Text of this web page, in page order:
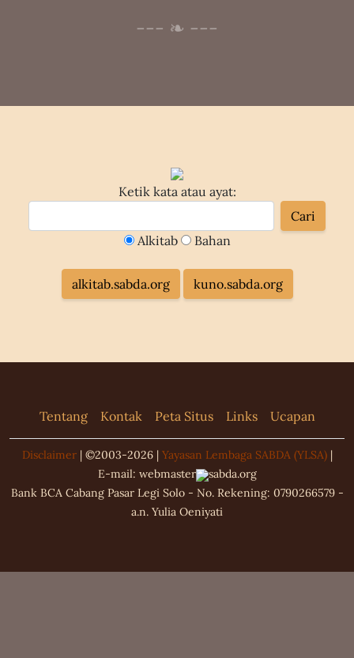
Ketik kata atau ayat:
Alkitab Bahan
alkitab.sabda.org kuno.sabda.org
Tentang Kontak Peta Situs Links Ucapan
Disclaimer| ©2003-2026| Yayasan Lembaga SABDA (YLSA)|
E-mail: webmaster
sabda.org
Bank BCA Cabang Pasar Legi Solo - No. Rekening: 0790266579 -
a.n. Yulia Oeniyati